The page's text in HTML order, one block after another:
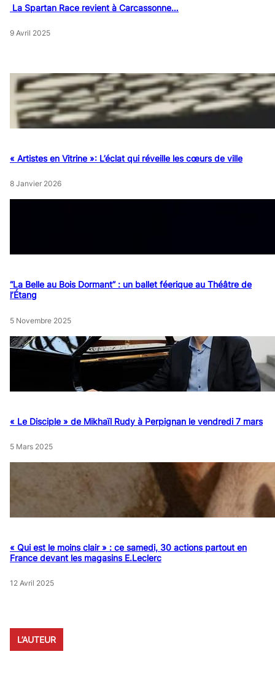
La Spartan Race revient à Carcassonne…
9 Avril 2025
« Artistes en Vitrine »: L’éclat qui réveille les cœurs de ville
8 Janvier 2026
“La Belle au Bois Dormant” : un ballet féerique au Théâtre de
l’Étang
5 Novembre 2025
« Le Disciple » de Mikhaïl Rudy à Perpignan le vendredi 7 mars
5 Mars 2025
« Qui est le moins clair » : ce samedi, 30 actions partout en
France devant les magasins E.Leclerc
12 Avril 2025
L’AUTEUR